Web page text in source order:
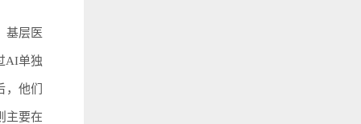
基层医
AI单独
他们
主要在